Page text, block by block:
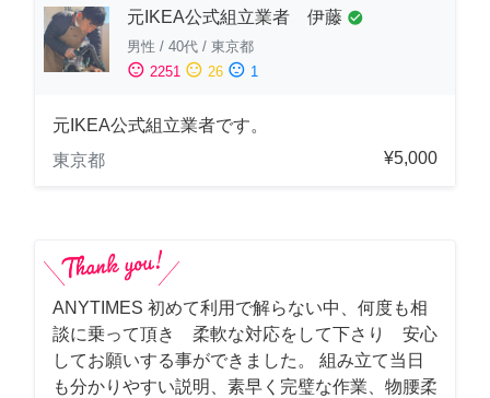
元IKEA公式組立業者 伊藤 check_circle
男性 / 40代 / 東京都
sentiment_satisfied 2251 sentiment_neutral 26 sentiment_dissatisfied 1
元IKEA公式組立業者です。
東京都
¥5,000
ANYTIMES 初めて利用で解らない中、何度も相
談に乗って頂き 柔軟な対応をして下さり 安心
してお願いする事ができました。 組み立て当日
も分かりやすい説明、素早く完璧な作業、物腰柔